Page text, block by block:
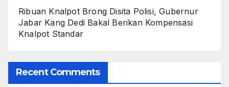
Ribuan Knalpot Brong Disita Polisi, Gubernur
Jabar Kang Dedi Bakal Berikan Kompensasi
Knalpot Standar
Recent Comments